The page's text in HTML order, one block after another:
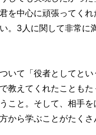
を中心に頑張ってく
。3人に関して非常に
いて「役者としてと
教えてくれたことも
こと。そして、相手
から学ぶことがたく